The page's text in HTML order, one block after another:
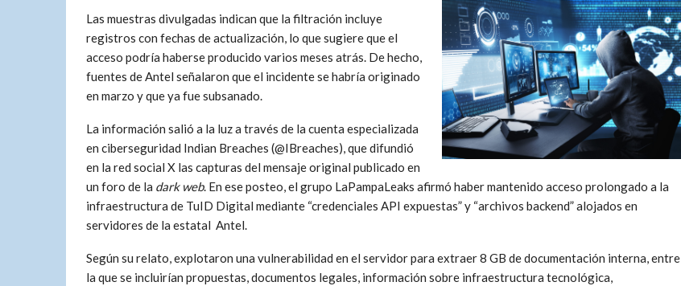
Las muestras divulgadas indican que la filtración incluye
registros con fechas de actualización, lo que sugiere que el
acceso podría haberse producido varios meses atrás. De hecho,
fuentes de Antel señalaron que el incidente se habría originado
en marzo y que ya fue subsanado.
La información salió a la luz a través de la cuenta especializada
en ciberseguridad Indian Breaches (@IBreaches), que difundió
en la red social X las capturas del mensaje original publicado en
un foro de la dark web. En ese posteo, el grupo LaPampaLeaks afirmó haber mantenido acceso prolongado a la
infraestructura de TuID Digital mediante “credenciales API expuestas” y “archivos backend” alojados en
servidores de la estatal Antel.
Según su relato, explotaron una vulnerabilidad en el servidor para extraer 8 GB de documentación interna, entre
la que se incluirían propuestas, documentos legales, información sobre infraestructura tecnológica,